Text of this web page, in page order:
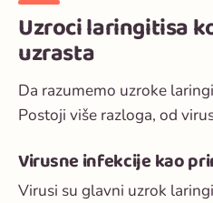
Uzroci laringitisa
uzrasta
Da razumemo uzroke
Postoji više razloga, od
Virusne infekcije kao
Virusi su glavni uzrok